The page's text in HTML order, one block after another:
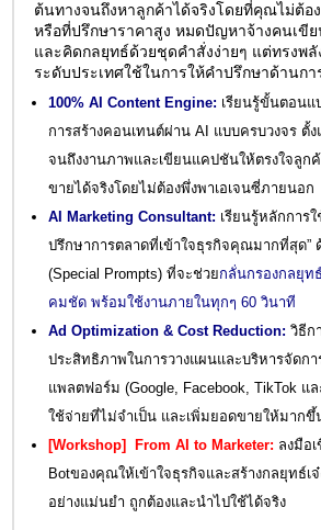
ต้นทางจนถึงหาลูกค้าได้จริงโดยที่คุณไม่ต้อง
หรือที่ปรึกษาราคาสูง หมดปัญหาจ้างคนเขี
และคิดกลยุทธ์ด้วยชุดคำสั่งง่ายๆ แต่ทรงพ
ระดับประเทศใช้ในการให้คำปรึกษาด้านกา
100% AI Content Engine: เรียนรู้ขั้นตอนแ
การสร้างคอนเทนต์ผ่าน AI แบบครบวงจร ตั้ง
จนถึงงานภาพและเขียนแคปชันให้ตรงใจลูก
ขายได้จริงโดยไม่ต้องพึ่งพาเอเจนซี่ภายนอก
AI Marketing Consultant: เรียนรู้หลักการ
ปรึกษาการตลาดที่เข้าใจธุรกิจคุณมากที่สุด”
(Special Prompts) ที่จะช่วยกลั่นกรองกลยุท
คมชัด พร้อมใช้งานภายในทุกๆ 60 วินาที
Ad Optimization & Cost Reduction: วิธีก
ประสิทธิภาพในการวางแผนและบริหารจัดก
แพลตฟอร์ม (Google, Facebook, TikTok แ
ใช้จ่ายที่ไม่จำเป็น และเพิ่มยอดขายให้มากขึ้
[Workshop] From AI to Marketer: ลงมือ
Botของคุณให้เข้าใจธุรกิจและสร้างกลยุทธ์เ
อย่างแม่นยำ ถูกต้องและนำไปใช้ได้จริง